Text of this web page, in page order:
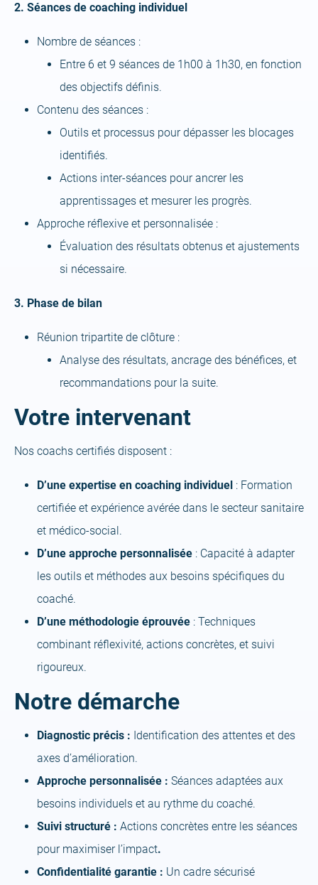
2. Séances de coaching individuel
Nombre de séances :
Entre 6 et 9 séances de 1h00 à 1h30, en fonction
des objectifs définis.
Contenu des séances :
Outils et processus pour dépasser les blocages
identifiés.
Actions inter-séances pour ancrer les
apprentissages et mesurer les progrès.
Approche réflexive et personnalisée :
Évaluation des résultats obtenus et ajustements
si nécessaire.
3. Phase de bilan
Réunion tripartite de clôture :
Analyse des résultats, ancrage des bénéfices, et
recommandations pour la suite.
Votre intervenant
Nos coachs certifiés disposent :
D’une expertise en coaching individuel : Formation
certifiée et expérience avérée dans le secteur sanitaire
et médico-social.
D’une approche personnalisée : Capacité à adapter
les outils et méthodes aux besoins spécifiques du
coaché.
D’une méthodologie éprouvée : Techniques
combinant réflexivité, actions concrètes, et suivi
rigoureux.
Notre démarche
Diagnostic précis : Identification des attentes et des
axes d’amélioration.
Approche personnalisée : Séances adaptées aux
besoins individuels et au rythme du coaché.
Suivi structuré : Actions concrètes entre les séances
pour maximiser l’impact.
Confidentialité garantie : Un cadre sécurisé